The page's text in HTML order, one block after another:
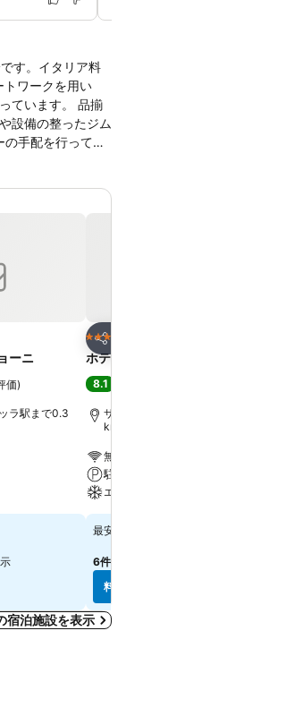
す。イタリア料
ます。 品揃
設備の整ったジム
加
ーニ
価)
ラ駅まで0.3
シェア
3 ホテルのランク
ホテル デッレ ナツィオーニ
8.1
サンタ マリア ノヴェッラ駅まで0.3
km
無料Wi-Fi
駐車場
エアコン
最安値
6件のサイト
料金を表示
宿泊施設を表示